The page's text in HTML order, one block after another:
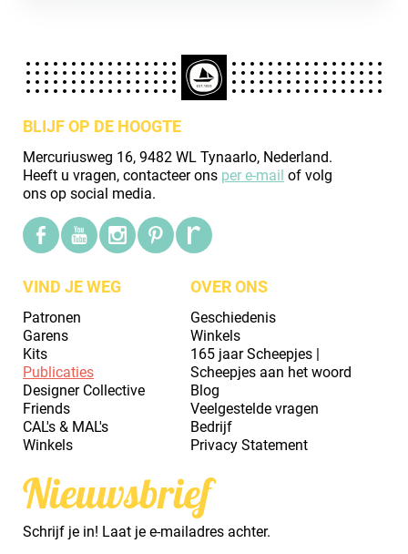
BLIJF OP DE HOOGTE
Mercuriusweg 16, 9482 WL Tynaarlo, Nederland.
Heeft u vragen, contacteer ons per e-mail of volg
ons op social media.
VIND JE WEG
Patronen
Garens
Kits
Publicaties
Designer Collective
Friends
CAL's & MAL's
Winkels
OVER ONS
Geschiedenis
Winkels
165 jaar Scheepjes |
Scheepjes aan het woord
Blog
Veelgestelde vragen
Bedrijf
Privacy Statement
Nieuwsbrief
Schrijf je in! Laat je e-mailadres achter.